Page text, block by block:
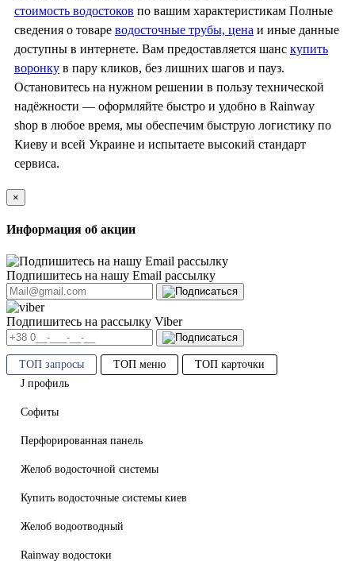
стоимость водостоков по вашим характеристикам Полные
сведения о товаре водосточные трубы, цена и иные данные
доступны в интернете. Вам предоставляется шанс купить
воронку в пару кликов, без лишних шагов и пауз.
Остановитесь на нужном решении в пользу технической
надёжности — оформляйте быстро и удобно в Rainway
shop в любое время, мы обеспечим быструю логистику по
Киеву и всей Украине и испытаете высокий стандарт
сервиса.
×
Информация об акции
Подпишитесь на нашу Email рассылку
Подпишитесь на рассылку Viber
ТОП запросы ТОП меню
ТОП карточки
J профиль
Софиты
Перфорированная панель
Желоб водосточной системы
Купить водосточные системы киев
Желоб водоотводный
Rainway водостоки